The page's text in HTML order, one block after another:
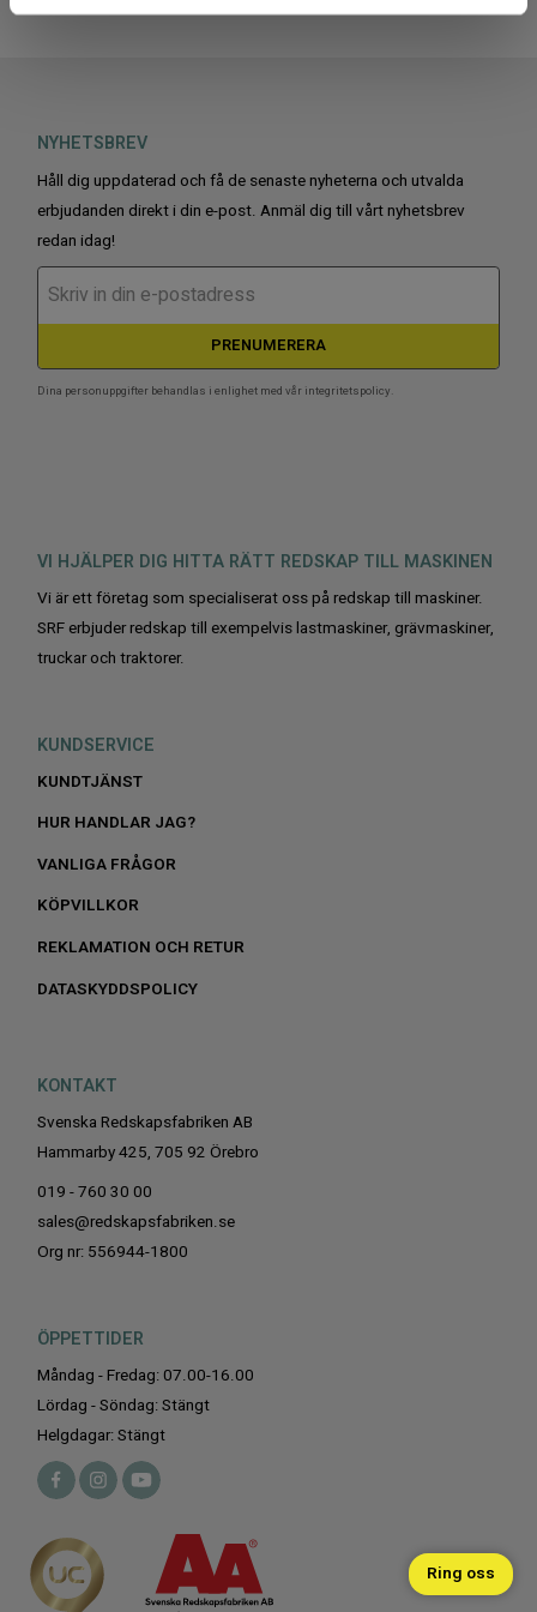
Ring oss
NYHETSBREV
Håll dig uppdaterad och få de senaste nyheterna och utvalda
erbjudanden direkt i din e-post. Anmäl dig till vårt nyhetsbrev
redan idag!
PRENUMERERA
Dina personuppgifter behandlas i enlighet med vår integritetspolicy.
VI HJÄLPER DIG HITTA RÄTT REDSKAP TILL MASKINEN
Vi är ett företag som specialiserat oss på redskap till maskiner.
SRF erbjuder redskap till exempelvis lastmaskiner, grävmaskiner,
truckar och traktorer.
KUNDSERVICE
KUNDTJÄNST
HUR HANDLAR JAG?
VANLIGA FRÅGOR
KÖPVILLKOR
REKLAMATION OCH RETUR
DATASKYDDSPOLICY
KONTAKT
Svenska Redskapsfabriken AB
Hammarby 425, 705 92 Örebro
019 - 760 30 00
sales@redskapsfabriken.se
Org nr: 556944-1800
ÖPPETTIDER
Måndag - Fredag: 07.00-16.00
Lördag - Söndag: Stängt
Helgdagar: Stängt